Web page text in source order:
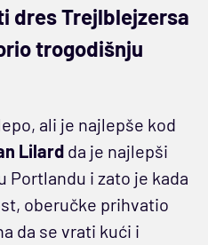
dres Trejlblejzersa
trogodišnju
ali je najlepše kod
Lilard da je najlepši
Portlandu i zato je kada
oberučke prihvatio
da se vrati kući i